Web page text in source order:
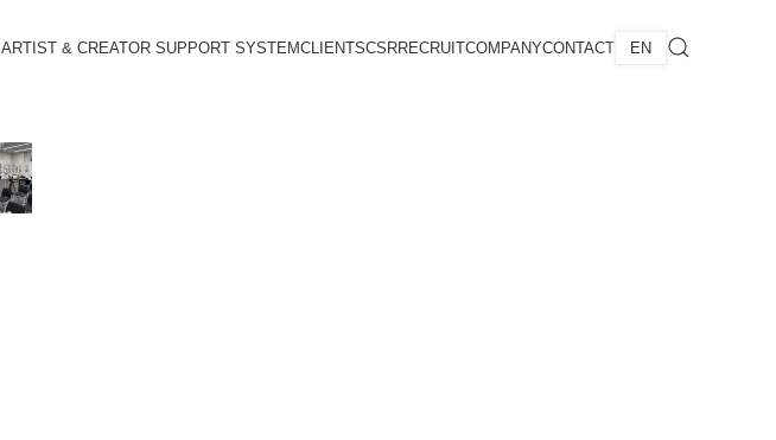
ARTIST & CREATOR SUPPORT SYSTEMCLIENTSCSRRECRUITCOMPANYCONTACT EN